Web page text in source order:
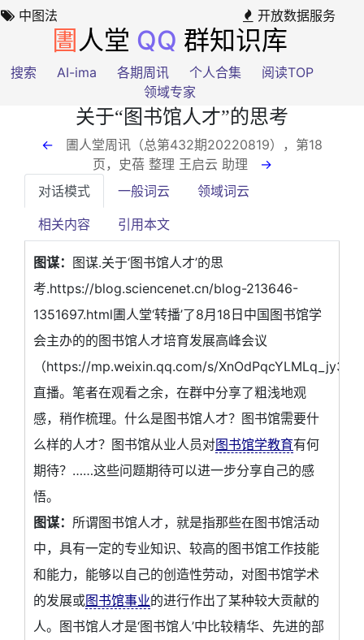
中图法 开放数据服务
圕 人堂 QQ 群知识库
搜索 AI-ima 各期周讯 个人合集
阅读TOP
领域专家
关于“图书馆人才”的思考
←
圕人堂周讯（总第432期20220819），第18
页 ，史蓓 整理 王启云 助理
→
对话模式
一般词云 领域词云
相关内容 引用本文
图谋： 图谋.关于‘图书馆人才’的思
考.https://blog.sciencenet.cn/blog-213646-
1351697.html圕人堂‘转播’了8月18日中国图书馆学
会主办的的图书馆人才培育发展高峰会议
（https://mp.weixin.qq.com/s/
直播。笔者在观看之余，在群中分享了粗浅地观
感，稍作梳理。什么是图书馆人才？图书馆需要什
么样的人才？图书馆从业人员对图书馆学教育有何
期待？……这些问题期待可以进一步分享自己的感
悟。
图谋： 所谓图书馆人才，就是指那些在图书馆活动
中，具有一定的专业知识、较高的图书馆工作技能
和能力，能够以自己的创造性劳动，对图书馆学术
的发展或图书馆事业的进行作出了某种较大贡献的
人。图书馆人才是‘图书馆人’中比较精华、先进的部